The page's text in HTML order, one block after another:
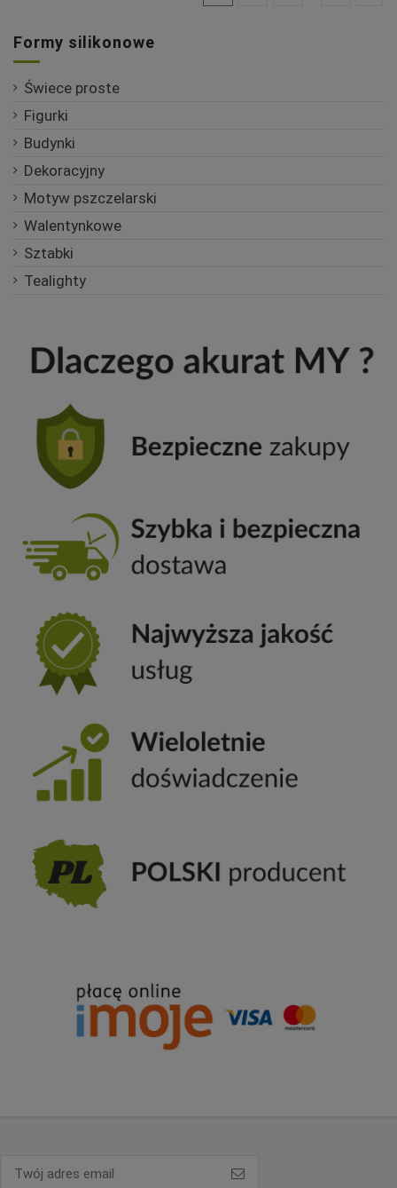
Formy silikonowe
Świece proste
Figurki
Budynki
Dekoracyjny
Motyw pszczelarski
Walentynkowe
Sztabki
Tealighty